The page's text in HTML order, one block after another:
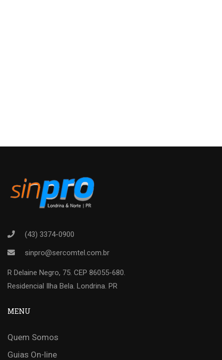
(43) 3374-0900
sinpro@sercomtel.com.br
R Delaine Negro, 75. CEP 86055-680.
Residencial Ilha Bela. Londrina. PR
MENU
Quem Somos
Guias On-line